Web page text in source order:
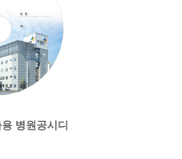
병원공시디